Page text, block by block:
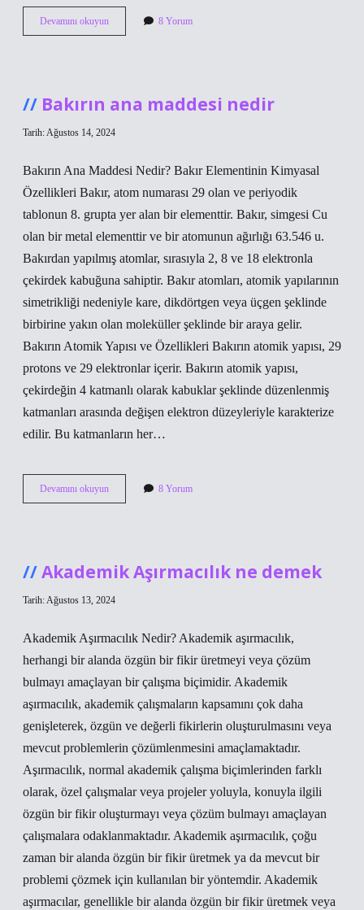
Devamını okuyun
ismi
8 Yorum
Bakırın ana maddesi nedir
Tarih: Ağustos 14, 2024
Bakırın Ana Maddesi Nedir? Bakır Elementinin Kimyasal
Özellikleri Bakır, atom numarası 29 olan ve periyodik
tablonun 8. grupta yer alan bir elementtir. Bakır, simgesi Cu
olan bir metal elementtir ve bir atomunun ağırlığı 63.546 u.
Bakırdan yapılmış atomlar, sırasıyla 2, 8 ve 18 elektronla
çekirdek kabuğuna sahiptir. Bakır atomları, atomik yapılarının
simetrikliği nedeniyle kare, dikdörtgen veya üçgen şeklinde
birbirine yakın olan moleküller şeklinde bir araya gelir.
Bakırın Atomik Yapısı ve Özellikleri Bakırın atomik yapısı, 29
protons ve 29 elektronlar içerir. Bakırın atomik yapısı,
çekirdeğin 4 katmanlı olarak kabuklar şeklinde düzenlenmiş
katmanları arasında değişen elektron düzeyleriyle karakterize
edilir. Bu katmanların her…
Devamını okuyun
ana
8 Yorum
Akademik Aşırmacılık ne demek
Tarih: Ağustos 13, 2024
Akademik Aşırmacılık Nedir? Akademik aşırmacılık,
herhangi bir alanda özgün bir fikir üretmeyi veya çözüm
bulmayı amaçlayan bir çalışma biçimidir. Akademik
aşırmacılık, akademik çalışmaların kapsamını çok daha
genişleterek, özgün ve değerli fikirlerin oluşturulmasını veya
mevcut problemlerin çözümlenmesini amaçlamaktadır.
Aşırmacılık, normal akademik çalışma biçimlerinden farklı
olarak, özel çalışmalar veya projeler yoluyla, konuyla ilgili
özgün bir fikir oluşturmayı veya çözüm bulmayı amaçlayan
çalışmalara odaklanmaktadır. Akademik aşırmacılık, çoğu
zaman bir alanda özgün bir fikir üretmek ya da mevcut bir
problemi çözmek için kullanılan bir yöntemdir. Akademik
aşırmacılar, genellikle bir alanda özgün bir fikir üretmek veya